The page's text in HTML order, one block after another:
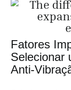
Fatores
Selecionar
Anti-